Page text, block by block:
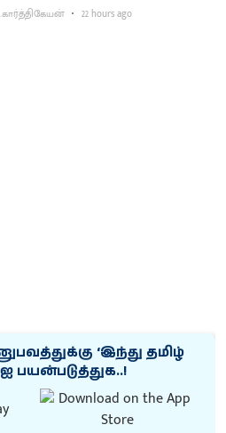
22 hours ago
‘இந்து தமிழ்
ஐ பயன்படுத்துக..!